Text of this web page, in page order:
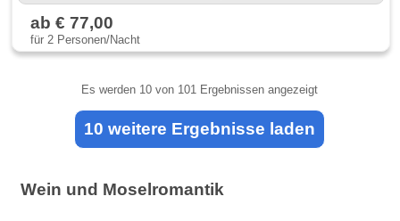
ab € 77,00
für 2 Personen/Nacht
Es werden 10 von 101 Ergebnissen angezeigt
10 weitere Ergebnisse laden
Wein und Moselromantik